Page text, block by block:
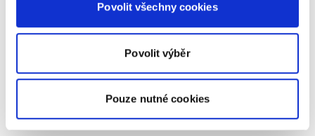
Povolit všechny cookies
Povolit výběr
Pouze nutné cookies